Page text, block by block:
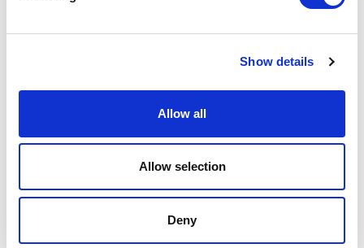
Show details
Allow all
Allow selection
Deny
Kita